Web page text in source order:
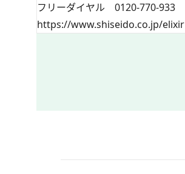
フリーダイヤル 0120-770-933
https://www.shiseido.co.jp/elixir